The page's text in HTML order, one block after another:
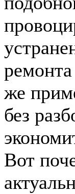
же
без
Вот